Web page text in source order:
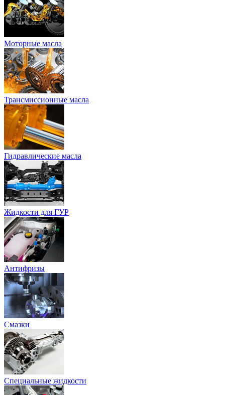
Моторные масла
Трансмиссионные масла
Гидравлические масла
Жидкости для ГУР
Антифризы
Смазки
Специальные жидкости